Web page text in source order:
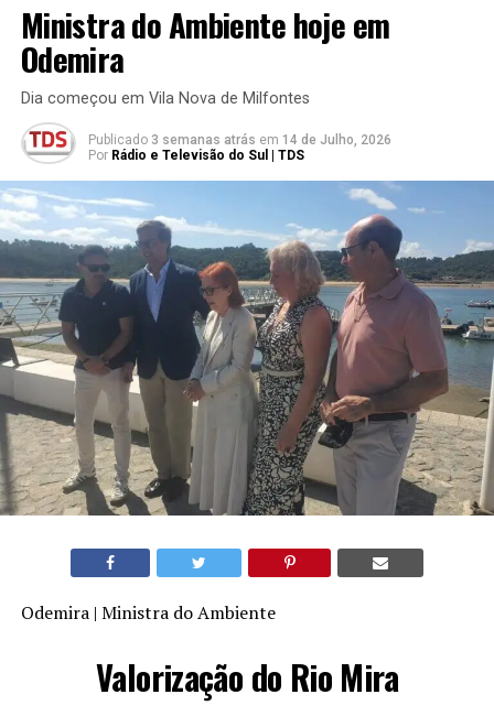
Ministra do Ambiente hoje em
Odemira
Dia começou em Vila Nova de Milfontes
Publicado 3 semanas atrás em 14 de Julho, 2026
Por Rádio e Televisão do Sul | TDS
Odemira | Ministra do Ambiente
Valorização do Rio Mira